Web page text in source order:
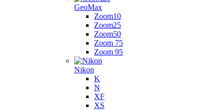
GeoMax
Zoom10
Zoom25
Zoom50
Zoom 75
Zoom 95
Nikon
K
N
XF
XS